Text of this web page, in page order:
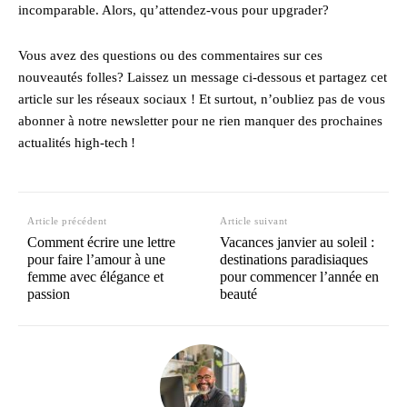
incomparable. Alors, qu’attendez-vous pour upgrader?
Vous avez des questions ou des commentaires sur ces
nouveautés folles? Laissez un message ci-dessous et partagez cet
article sur les réseaux sociaux ! Et surtout, n’oubliez pas de vous
abonner à notre newsletter pour ne rien manquer des prochaines
actualités high-tech !
Article précédent
Comment écrire une lettre
pour faire l’amour à une
femme avec élégance et
passion
Article suivant
Vacances janvier au soleil :
destinations paradisiaques
pour commencer l’année en
beauté